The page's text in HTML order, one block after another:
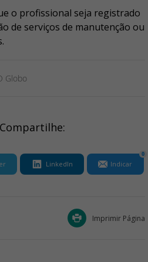
o profissional seja registrado
de serviços de manutenção ou
Globo
LinkedIn Indicar
0
Imprimir Página